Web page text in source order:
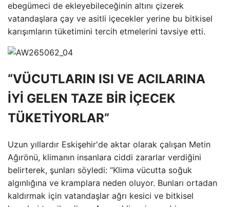
ebegümeci de ekleyebileceğinin altını çizerek
vatandaşlara çay ve asitli içecekler yerine bu bitkisel
karışımların tüketimini tercih etmelerini tavsiye etti.
“VÜCUTLARIN ISI VE ACILARINA
İYİ GELEN TAZE BİR İÇECEK
TÜKETİYORLAR”
Uzun yıllardır Eskişehir'de aktar olarak çalışan Metin
Ağırönü, klimanın insanlara ciddi zararlar verdiğini
belirterek, şunları söyledi: “Klima vücutta soğuk
algınlığına ve kramplara neden oluyor. Bunları ortadan
kaldırmak için vatandaşlar ağrı kesici ve bitkisel